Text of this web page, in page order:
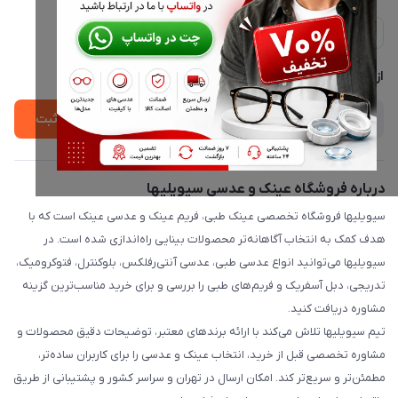
ارسال فوری در تهران + ارسال به سراسر کشور
مجله فروشگاه
لیست محصولات
درباره ما
حریم خصوصی
پشتیبانی واتساپ 09397003162
از جدید‌ترین تخفیف‌ها با‌ خبر شوید
ثبت
درباره فروشگاه عینک و عدسی سیویلیها
سیویلیها فروشگاه تخصصی عینک طبی، فریم عینک و عدسی عینک است که با
هدف کمک به انتخاب آگاهانه‌تر محصولات بینایی راه‌اندازی شده است. در
سیویلیها می‌توانید انواع عدسی طبی، عدسی آنتی‌رفلکس، بلوکنترل، فتوکرومیک،
تدریجی، دبل آسفریک و فریم‌های طبی را بررسی و برای خرید مناسب‌ترین گزینه
مشاوره دریافت کنید.
تیم سیویلیها تلاش می‌کند با ارائه برندهای معتبر، توضیحات دقیق محصولات و
مشاوره تخصصی قبل از خرید، انتخاب عینک و عدسی را برای کاربران ساده‌تر،
مطمئن‌تر و سریع‌تر کند. امکان ارسال در تهران و سراسر کشور و پشتیبانی از طریق